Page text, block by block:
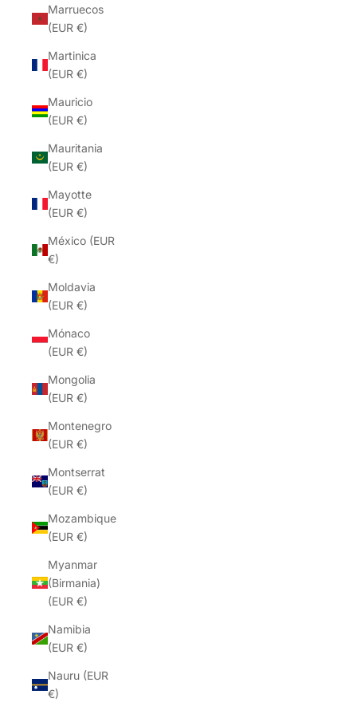
Marruecos
(EUR €)
Martinica
(EUR €)
Mauricio
(EUR €)
Mauritania
(EUR €)
Mayotte
(EUR €)
México (EUR
€)
Moldavia
(EUR €)
Mónaco
(EUR €)
Mongolia
(EUR €)
Montenegro
(EUR €)
Montserrat
(EUR €)
Mozambique
(EUR €)
Myanmar
(Birmania)
(EUR €)
Namibia
(EUR €)
Nauru (EUR
€)